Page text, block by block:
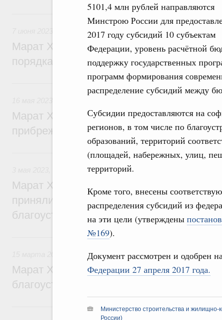
5101,4 млн рублей направляются
Минстрою России для
2017 году субсидий 10 субъектам
Федерации, уровень расчётной
поддержку государственных
программ формирования
распределение субсидий между
Субсидии предоставляются на
регионов, в том числе по
образований, территорий
(площадей, набережных, улиц,
территорий.
Кроме того, внесены
распределения субсидий из
на эти цели (утверждены
№169).
Документ рассмотрен и одобрен
Федерации 27 апреля 2017 года.
Министерство строительства и
России)
7 июня 2023, среда
Экономика городов. Городская среда
Марат Хуснуллин: В России с 2017 года
порядка 6 тыс. парков
16 мая 2023, вторник
Марат Хуснуллин: 1300 проектов
прибрежных территорий реализовано в
3 мая 2023, среда
Экономика городов. Городская среда
Марат Хуснуллин: Порядка 6,5
приняли участие в голосовании за
благоустройства
Экономика городов. Городская среда
Марат Хуснуллин: Более 7,6 тыс.
благоустроить в России в 2023 году
23 августа 2022, вторник